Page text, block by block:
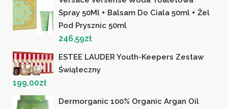
Spray 50Ml + Balsam Do Ciala 50ml + Żel
Pod Prysznic 50ml
246,59zł
ESTEE LAUDER Youth-Keepers Zestaw
Świąteczny
199,00zł
Dermorganic 100% Organic Argan Oil